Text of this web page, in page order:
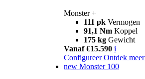
Monster +
111 pk Vermogen
91,1 Nm Koppel
175 kg Gewicht
Vanaf €15.590 i
Configureer Ontdek meer
new Monster 100